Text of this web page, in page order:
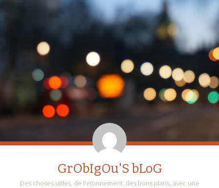
GrObIgOu'S bLoG
Des choses utiles, de l'étonnement, des bons plans, avec une